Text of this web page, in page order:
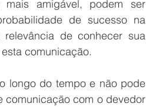
amigável, podem ser
de sucesso na
de conhecer sua
comunicação.
longo do tempo e não pode
comunicação com o devedor